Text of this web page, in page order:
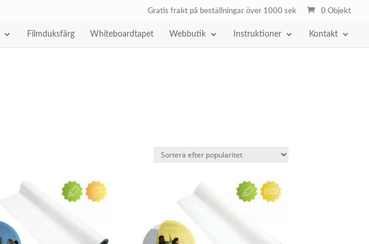
Gratis frakt på beställningar över 1000 sek 0 Objekt
Filmduksfärg Whiteboardtapet Webbutik Instruktioner Kontakt